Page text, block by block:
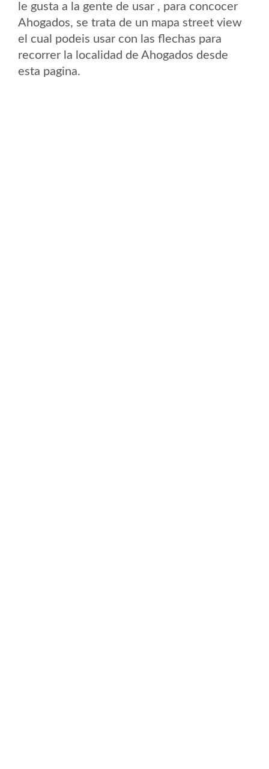
le gusta a la gente de usar , para concocer
Ahogados, se trata de un mapa street view
el cual podeis usar con las flechas para
recorrer la localidad de Ahogados desde
esta pagina.